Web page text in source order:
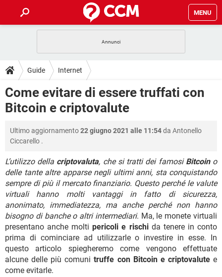
MENU
INTRATTENIMENTO
iOS WINDOWS 10
INSTAGRAM WHATSAPP
HARDWARE
GUIDE
COVID-19
INTRATTENIMENTO ANDROID
INSTAGRAM WHATSAPP
HARDWARE
DOWNLOAD
COVID-19 GAMING
iOS
INSTAGRAM WHATSAPP
TIKTOK FACEBOOK
HARDWARE
FORUM
COVID-19 GAMING
iOS WINDOWS 10
INSTAGRAM WHATSAPP
TIKTOK FACEBOOK
HARDWARE
GLOSSARIO
COVID-19 GAMING
INTRATTENIMENTO ANDROID
iOS WINDOWS 10
INSTAGRAM WHATSAPP
TIKTOK FACEBOOK
HARDWARE
Guide Internet
Come evitare di essere truffati con
Bitcoin e criptovalute
Ultimo aggiornamento22 giugno 2021 alle 11:54da Antonello
Ciccarello .
L’utilizzo della criptovaluta, che si tratti dei famosi Bitcoino
delle tante altre apparse negli ultimi anni, sta conquistando
sempre di più il mercato finanziario. Questo perché le valute
virtuali hanno molti vantaggi in fatto di sicurezza,
anonimato, immediatezza, ma anche perché non hanno
bisogno di banche o altri intermediari. Ma, le monete virtuali
presentano anche moltipericoli e rischida tenere in conto
prima di cominciare ad utilizzarle o investire in esse. In
questo articolo spiegheremo come vengono effettuate
alcune delle più comunitruffe con Bitcoin e criptovalutee
come evitarle.